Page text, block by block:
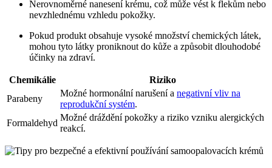
Nerovnoměrné nanesení krému, což může vést k flekům nebo
nevzhlednému vzhledu pokožky.
Pokud produkt obsahuje vysoké množství chemických látek,
mohou tyto látky proniknout do kůže a způsobit dlouhodobé
účinky na zdraví.
Chemikálie
Riziko
Parabeny
Možné hormonální narušení a negativní vliv na
reprodukční systém.
Formaldehyd
Možné dráždění pokožky a riziko vzniku alergických
reakcí.